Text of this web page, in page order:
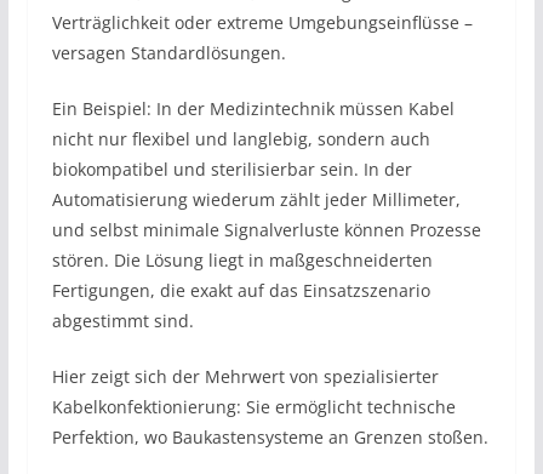
Verträglichkeit oder extreme Umgebungseinflüsse –
versagen Standardlösungen.
Ein Beispiel: In der Medizintechnik müssen Kabel
nicht nur flexibel und langlebig, sondern auch
biokompatibel und sterilisierbar sein. In der
Automatisierung wiederum zählt jeder Millimeter,
und selbst minimale Signalverluste können Prozesse
stören. Die Lösung liegt in maßgeschneiderten
Fertigungen, die exakt auf das Einsatzszenario
abgestimmt sind.
Hier zeigt sich der Mehrwert von spezialisierter
Kabelkonfektionierung: Sie ermöglicht technische
Perfektion, wo Baukastensysteme an Grenzen stoßen.